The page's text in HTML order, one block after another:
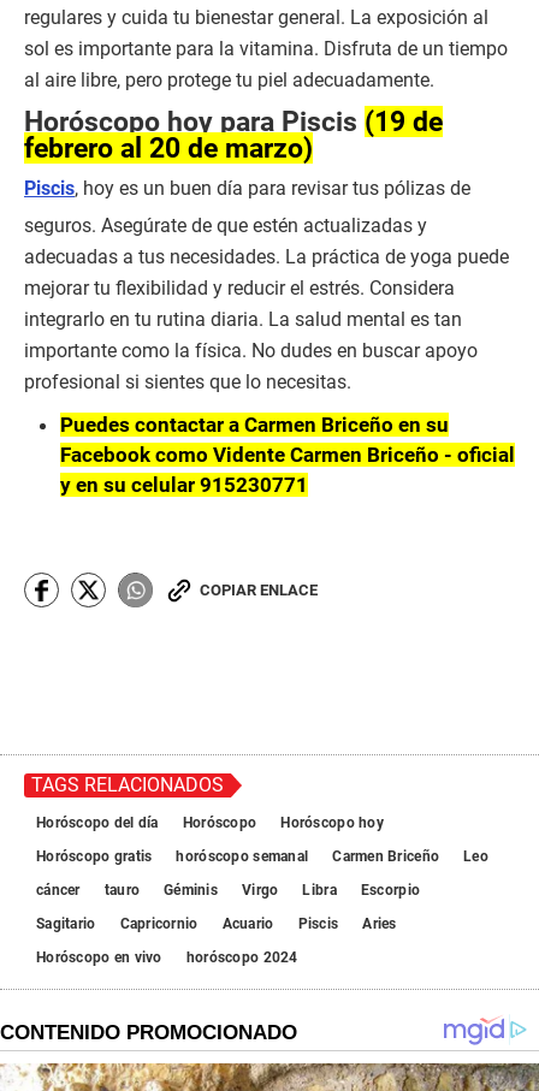
regulares y cuida tu bienestar general. La exposición al
sol es importante para la vitamina. Disfruta de un tiempo
al aire libre, pero protege tu piel adecuadamente.
Horóscopo hoy para Piscis (19 de
febrero al 20 de marzo)
Piscis, hoy es un buen día para revisar tus pólizas de
seguros. Asegúrate de que estén actualizadas y
adecuadas a tus necesidades. La práctica de yoga puede
mejorar tu flexibilidad y reducir el estrés. Considera
integrarlo en tu rutina diaria. La salud mental es tan
importante como la física. No dudes en buscar apoyo
profesional si sientes que lo necesitas.
Puedes contactar a Carmen Briceño en su
Facebook como Vidente Carmen Briceño - oficial
y en su celular 915230771
COPIAR ENLACE
TAGS RELACIONADOS
Horóscopo del día Horóscopo
Horóscopo hoy
Horóscopo gratis
horóscopo semanal Carmen Briceño
Leo
cáncer
tauro Géminis Virgo Libra
Escorpio
Sagitario
Capricornio Acuario Piscis
Aries
Horóscopo en vivo
horóscopo 2024